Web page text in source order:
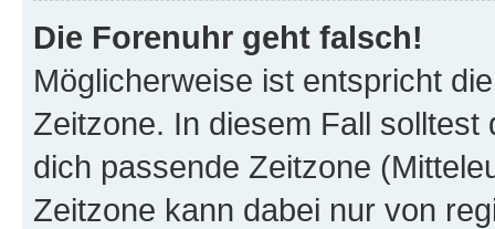
Die Forenuhr geht falsch!
Möglicherweise ist entspricht
Zeitzone. In diesem Fall solltest
dich passende Zeitzone
Zeitzone kann dabei nur von